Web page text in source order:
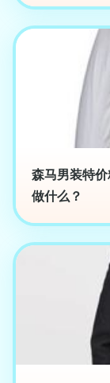
森马男装特
做什么？